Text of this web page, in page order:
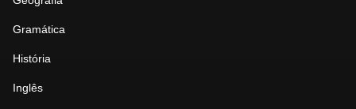
Gramática
História
Inglês